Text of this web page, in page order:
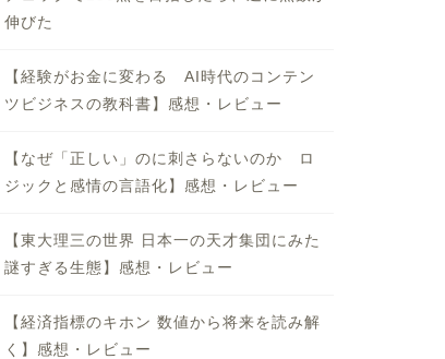
伸びた
【経験がお金に変わる AI時代のコンテン
ツビジネスの教科書】感想・レビュー
【なぜ「正しい」のに刺さらないのか ロ
ジックと感情の言語化】感想・レビュー
【東大理三の世界 日本一の天才集団にみた
謎すぎる生態】感想・レビュー
【経済指標のキホン 数値から将来を読み解
く】感想・レビュー